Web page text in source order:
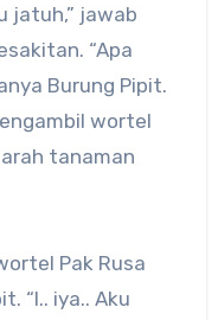
jatuh,” jawab
“Apa
Burung Pipit.
wortel
arah tanaman
Pak Rusa
“I.. iya.. Aku